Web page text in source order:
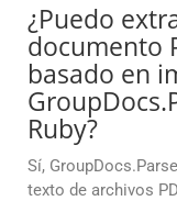
¿Puedo
documento
basado en
Ruby?
Sí,
texto de archivos